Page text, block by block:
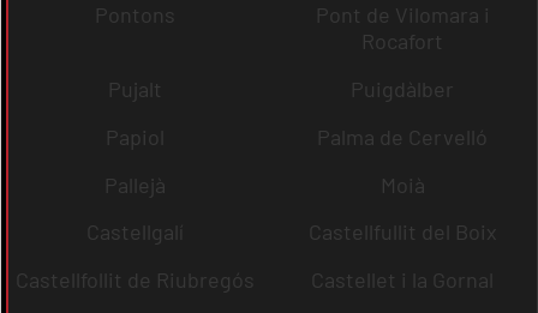
Pontons
Pont de Vilomara i
Rocafort
Pujalt
Puigdàlber
Papiol
Palma de Cervelló
Pallejà
Moià
Castellgalí
Castellfullit del Boix
Castellfollit de Riubregós
Castellet i la Gornal